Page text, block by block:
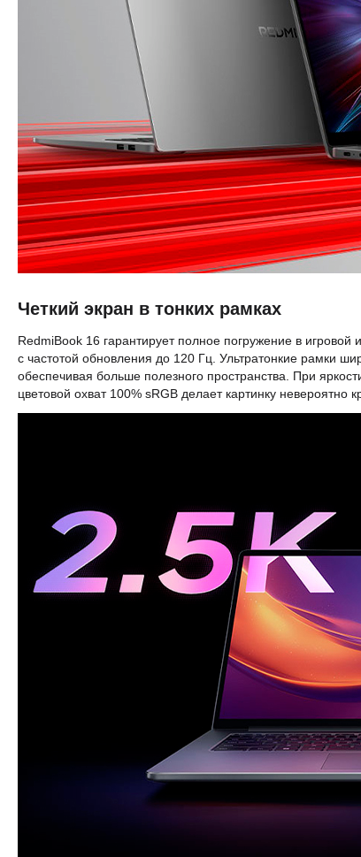
Четкий экран в тонких рамках
RedmiBook 16 гарантирует полное погружение в
с частотой обновления до 120 Гц. Ультратонкие рамки
обеспечивая больше полезного пространства. При
цветовой охват 100% sRGB делает картинку невероятно